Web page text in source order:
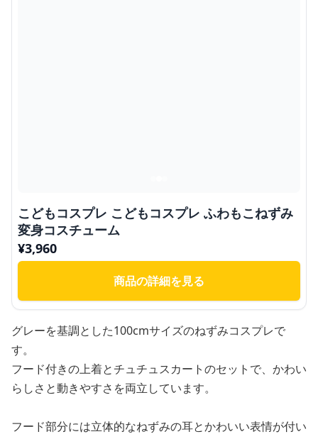
こどもコスプレ こどもコスプレ ふわもこねずみ
変身コスチューム
¥3,960
商品の詳細を見る
グレーを基調とした100cmサイズのねずみコスプレで
す。
フード付きの上着とチュチュスカートのセットで、かわい
らしさと動きやすさを両立しています。
フード部分には立体的なねずみの耳とかわいい表情が付い